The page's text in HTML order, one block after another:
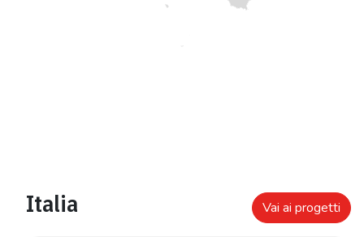
Italia Vai ai progetti